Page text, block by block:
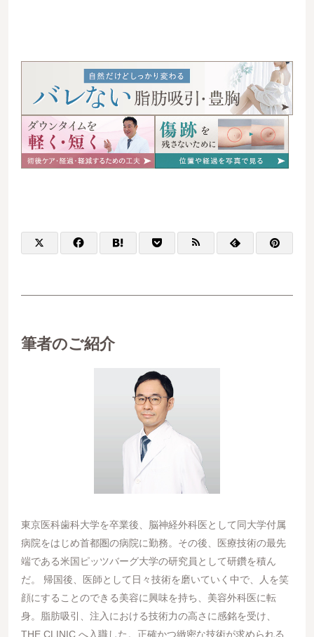
筆者のご紹介
東京医科歯科大学を卒業後、脳神経外科医として同大学付属
病院をはじめ首都圏の病院に勤務。その後、医療技術の最先
端である米国ピッツバーグ大学の研究員として研鑽を積ん
だ。 帰国後、医師として日々技術を磨いていく中で、人を笑
顔にすることのできる美容に興味を持ち、美容外科医に転
身。脂肪吸引、注入における技術力の高さに感銘を受け、
THE CLINIC へ入職した。正確かつ緻密な技術が求められる